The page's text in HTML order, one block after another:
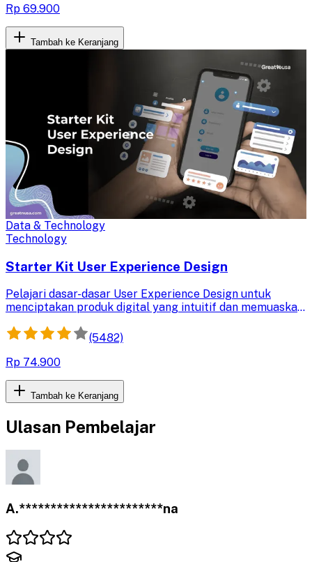
Rp 69.900
Tambah ke Keranjang
Data & Technology
Technology
Starter Kit User Experience Design
Pelajari dasar-dasar User Experience Design untuk
menciptakan produk digital yang intuitif dan memuaskan.
untuk pengalaman pengguna yang optimal.
(5482)
Rp 74.900
Tambah ke Keranjang
Ulasan Pembelajar
A.***********************na